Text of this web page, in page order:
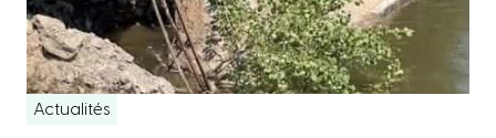
Actualités